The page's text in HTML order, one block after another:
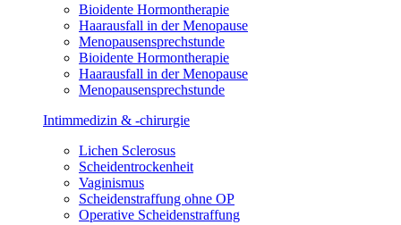
Bioidente Hormontherapie
Haarausfall in der Menopause
Menopausensprechstunde
Bioidente Hormontherapie
Haarausfall in der Menopause
Menopausensprechstunde
Intimmedizin & -chirurgie
Lichen Sclerosus
Scheidentrockenheit
Vaginismus
Scheidenstraffung ohne OP
Operative Scheidenstraffung